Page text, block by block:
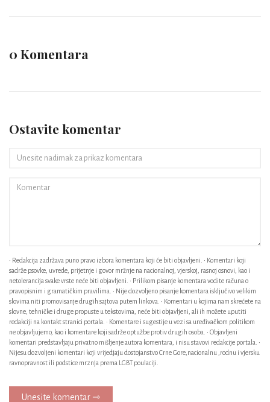
0 Komentara
Ostavite komentar
• Redakcija zadržava puno pravo izbora komentara koji će biti objavljeni. • Komentari koji
sadrže psovke, uvrede, prijetnje i govor mržnje na nacionalnoj, vjerskoj, rasnoj osnovi, kao i
netolerancija svake vrste neće biti objavljeni. • Prilikom pisanje komentara vodite računa o
pravopisnim i gramatičkim pravilima. • Nije dozvoljeno pisanje komentara isključivo velikim
slovima niti promovisanje drugih sajtova putem linkova. • Komentari u kojima nam skrećete na
slovne, tehničke i druge propuste u tekstovima, neće biti objavljeni, ali ih možete uputiti
redakciji na kontakt stranici portala. • Komentare i sugestije u vezi sa uređivačkom politikom
ne objavljujemo, kao i komentare koji sadrže optužbe protiv drugih osoba. • Objavljeni
komentari predstavljaju privatno mišljenje autora komentara, i nisu stavovi redakcije portala. •
Nijesu dozvoljeni komentari koji vrijedjaju dostojanstvo Crne Gore,nacionalnu ,rodnu i vjersku
ravnopravnost ili podstice mrznja prema LGBT poulaciji.
Unesite komentar ⇾